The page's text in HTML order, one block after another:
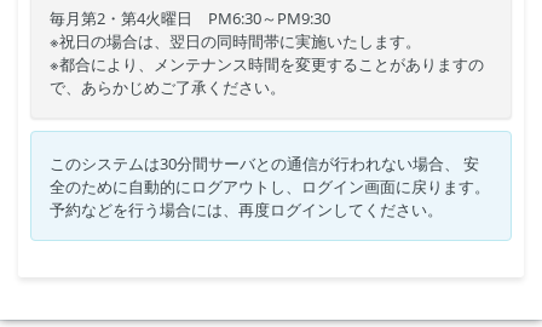
毎月第2・第4火曜日 PM6:30～PM9:30
※祝日の場合は、翌日の同時間帯に実施いたします。
※都合により、メンテナンス時間を変更することがありますの
で、あらかじめご了承ください。
このシステムは30分間サーバとの通信が行われない場合、 安
全のために自動的にログアウトし、ログイン画面に戻ります。
予約などを行う場合には、再度ログインしてください。